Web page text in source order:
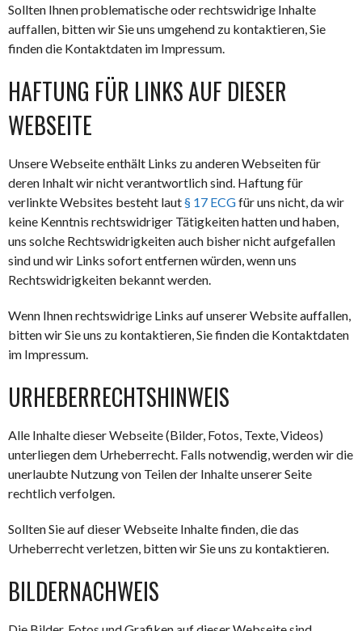
Sollten Ihnen problematische oder rechtswidrige Inhalte
auffallen, bitten wir Sie uns umgehend zu kontaktieren, Sie
finden die Kontaktdaten im Impressum.
HAFTUNG FÜR LINKS AUF DIESER
WEBSEITE
Unsere Webseite enthält Links zu anderen Webseiten für
deren Inhalt wir nicht verantwortlich sind. Haftung für
verlinkte Websites besteht laut§ 17 ECGfür uns nicht, da wir
keine Kenntnis rechtswidriger Tätigkeiten hatten und haben,
uns solche Rechtswidrigkeiten auch bisher nicht aufgefallen
sind und wir Links sofort entfernen würden, wenn uns
Rechtswidrigkeiten bekannt werden.
Wenn Ihnen rechtswidrige Links auf unserer Website auffallen,
bitten wir Sie uns zu kontaktieren, Sie finden die Kontaktdaten
im Impressum.
URHEBERRECHTSHINWEIS
Alle Inhalte dieser Webseite (Bilder, Fotos, Texte, Videos)
unterliegen dem Urheberrecht. Falls notwendig, werden wir die
unerlaubte Nutzung von Teilen der Inhalte unserer Seite
rechtlich verfolgen.
Sollten Sie auf dieser Webseite Inhalte finden, die das
Urheberrecht verletzen, bitten wir Sie uns zu kontaktieren.
BILDERNACHWEIS